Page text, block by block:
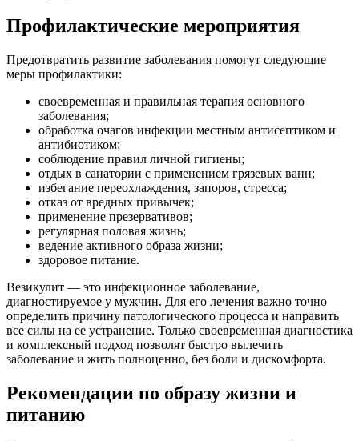
Профилактические мероприятия
Предотвратить развитие заболевания помогут следующие
меры профилактики:
своевременная и правильная терапия основного
заболевания;
обработка очагов инфекции местным антисептиком и
антибиотиком;
соблюдение правил личной гигиены;
отдых в санатории с применением грязевых ванн;
избегание переохлаждения, запоров, стресса;
отказ от вредных привычек;
применение презервативов;
регулярная половая жизнь;
ведение активного образа жизни;
здоровое питание.
Везикулит — это инфекционное заболевание,
диагностируемое у мужчин. Для его лечения важно точно
определить причину патологического процесса и направить
все силы на ее устранение. Только своевременная диагностика
и комплексный подход позволят быстро вылечить
заболевание и жить полноценно, без боли и дискомфорта.
Рекомендации по образу жизни и
питанию